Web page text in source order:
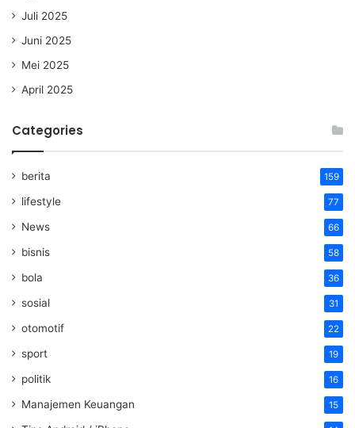
Juli 2025
Juni 2025
Mei 2025
April 2025
Categories
berita 159
lifestyle 77
News 66
bisnis 58
bola 36
sosial 31
otomotif 22
sport 19
politik 16
Manajemen Keuangan 15